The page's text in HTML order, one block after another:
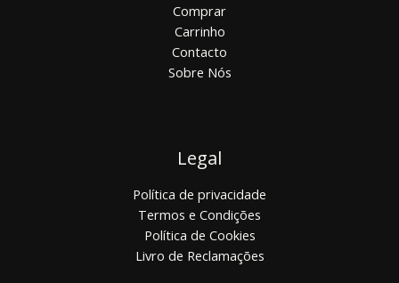
Comprar
Carrinho
Contacto
Sobre Nós
Legal
Política de privacidade
Termos e Condições
Política de Cookies
Livro de Reclamações